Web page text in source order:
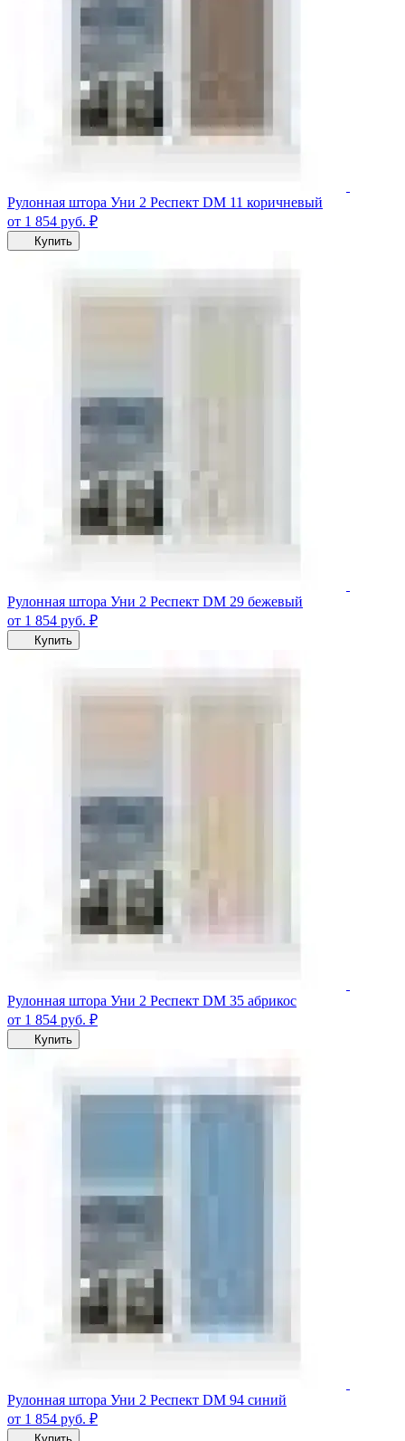
Рулонная штора Уни 2 Респект DM 11 коричневый
от 1 854 руб. ₽
Купить
Рулонная штора Уни 2 Респект DM 29 бежевый
от 1 854 руб. ₽
Купить
Рулонная штора Уни 2 Респект DM 35 абрикос
от 1 854 руб. ₽
Купить
Рулонная штора Уни 2 Респект DM 94 синий
от 1 854 руб. ₽